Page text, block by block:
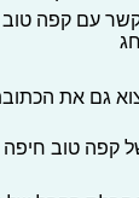
קשר עם קפה
גם את
קפה טוב חיפה